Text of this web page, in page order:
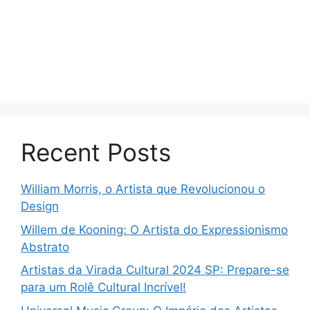
Recent Posts
William Morris, o Artista que Revolucionou o
Design
Willem de Kooning: O Artista do Expressionismo
Abstrato
Artistas da Virada Cultural 2024 SP: Prepare-se
para um Rolê Cultural Incrível!